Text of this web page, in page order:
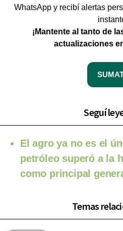
WhatsApp y recibí alertas
¡Mantente al tanto de
actualizaciones
Seguí
El agro ya no es el
petróleo superó a la
como principal
Temas